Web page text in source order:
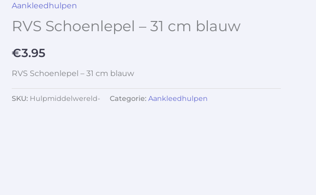
Aankleedhulpen
RVS Schoenlepel – 31 cm blauw
€3.95
RVS Schoenlepel – 31 cm blauw
SKU: Hulpmiddelwereld- Categorie: Aankleedhulpen